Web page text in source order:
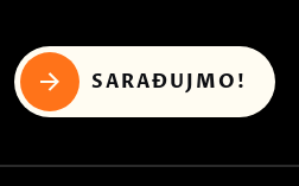
SARAĐUJMO!